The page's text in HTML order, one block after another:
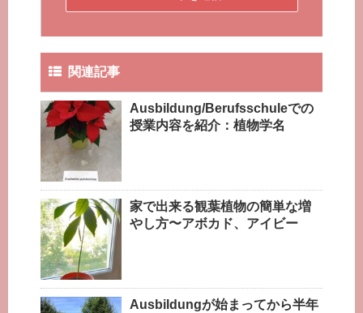
関連記事
Ausbildung/Berufsschuleでの
授業内容を紹介：植物学名
家で出来る観葉植物の簡単な増
やし方〜アボカド、アイビー
Ausbildungが始まってから半年